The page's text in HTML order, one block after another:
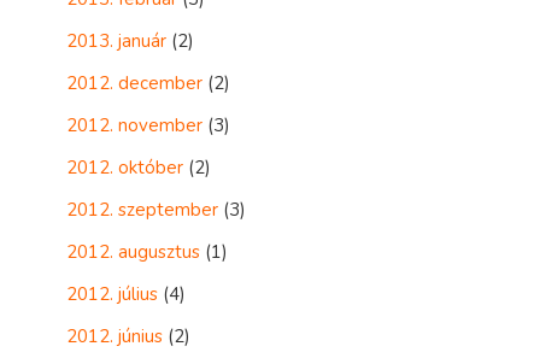
2013. január (2)
2012. december (2)
2012. november (3)
2012. október (2)
2012. szeptember (3)
2012. augusztus (1)
2012. július (4)
2012. június (2)